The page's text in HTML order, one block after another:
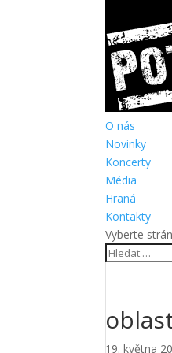
O nás
Novinky
Koncerty
Média
Hraná
Kontakty
Vyberte
19. května